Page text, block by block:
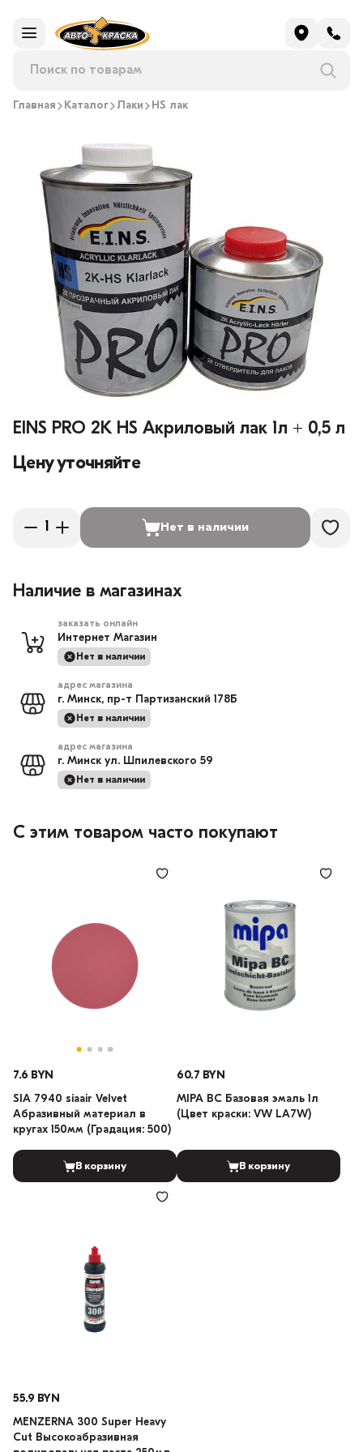
Главная Каталог Лаки HS лак
EINS PRO 2К HS Акриловый лак 1л + 0,5 л
Цену уточняйте
Нет в наличии
Наличие в магазинах
заказать онлайн
Интернет Магазин
Нет в наличии
адрес магазина
г. Минск, пр-т Партизанский 178Б
Нет в наличии
адрес магазина
г. Минск ул. Шпилевского 59
Нет в наличии
С этим товаром часто покупают
7.6 BYN
SIA 7940 siaair Velvet
Абразивный материал в
кругах 150мм (Градация: 500)
В корзину
60.7 BYN
MIPA BC Базовая эмаль 1л
(Цвет краски: VW LA7W)
В корзину
55.9 BYN
MENZERNA 300 Super Heavy
Cut Высокоабразивная